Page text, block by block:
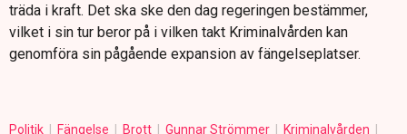
träda i kraft. Det ska ske den dag regeringen bestämmer,
vilket i sin tur beror på i vilken takt Kriminalvården kan
genomföra sin pågående expansion av fängelseplatser.
Politik Fängelse Brott Gunnar Strömmer
Kriminalvården